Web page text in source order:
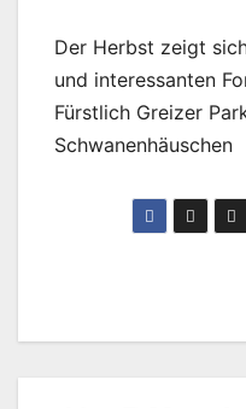
Der Herbst zeigt
und interessanten
Fürstlich Greizer
Schwanenhäuschen